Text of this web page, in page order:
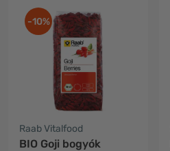
-10%
Raab Vitalfood
BIO Goji bogyók